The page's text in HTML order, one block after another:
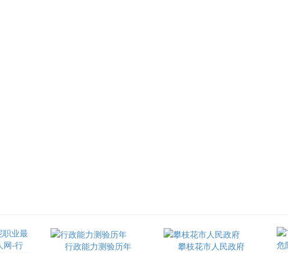
行政能力测验历年 攀枝花市人民政府